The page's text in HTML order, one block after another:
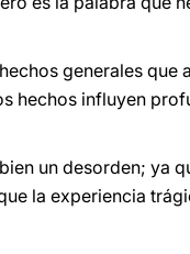
generales que
hechos influyen
un desorden; ya
la experiencia